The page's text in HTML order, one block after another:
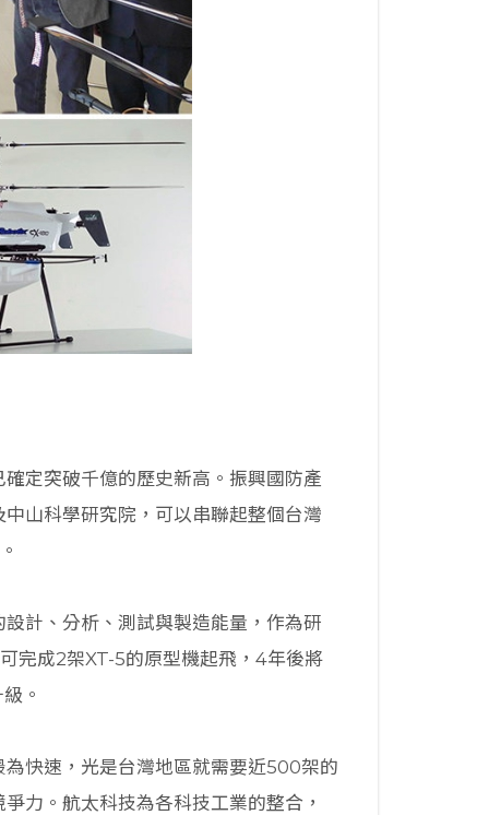
定突破千億的歷史新高。振興國防產
山科學研究院，可以串聯起整個台灣
計、分析、測試與製造能量，作為研
完成2架XT-5的原型機起飛，4年後將
。
快速，光是台灣地區就需要近500架的
力。航太科技為各科技工業的整合，